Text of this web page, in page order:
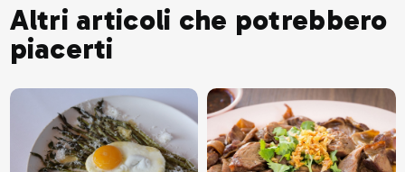
Altri articoli che potrebbero
piacerti